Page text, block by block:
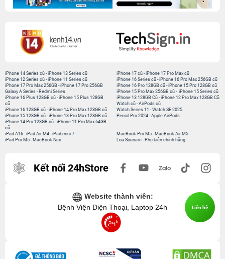
iPhone 14 Series cũ -iPhone 13 Series cũ
iPhone 12 Series cũ -iPhone 11 Series cũ
iPhone 17 Pro Max 256GB -iPhone 17 Pro 256GB
Galaxy A Series - Redmi Series
iPhone 17 cũ-iPhone 17 Pro Max cũ
iPhone 16 Series cũ- iPhone 16 Pro Max 256GB cũ
iPhone 16 Pro 128GB cũ-iPhone 15 Pro 128GB cũ
iPhone 15 Pro Max 256GB cũ- iPhone 15 Series cũ
iPhone 16 Plus 128GB cũ -iPhone 15 Plus 128GB
cũ
iPhone 16 128GB cũ -iPhone 14 Pro Max 128GB cũ
iPhone 15 128GB cũ -iPhone 13 Pro Max 128GB cũ
iPhone 14 Pro 128GB cũ -iPhone 11 Pro Max 64GB
cũ
iPhone 13 128GB Cũ-iPhone 12 Pro Max 128GB Cũ
Watch cũ-AirPods cũ
Watch Series 11 -Watch SE 2025
Pencil Pro 2024-Apple AirPods
iPad A16 -iPad Air M4 -iPad mini 7
iPad Pro M5 - MacBook Neo
MacBook Pro M5- MacBook Air M5
Loa Sounarc- Phụ kiện chính hãng
Kết nối 24hStore
Website thành viên:
Bệnh Viện Điện Thoại, Laptop 24h
Liên hệ